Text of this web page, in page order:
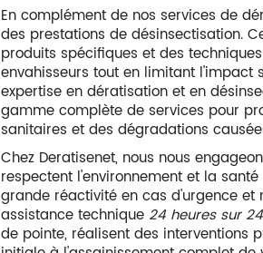
En complément de nos services de
des prestations de désinsectisation.
produits spécifiques et des
envahisseurs tout en limitant l'impact
expertise en dératisation et en
gamme complète de services pour
sanitaires et des dégradations
Chez Deratisenet, nous nous
respectent l'environnement et la
grande réactivité en cas d'urgence et
assistance technique 24 heures sur 24
de pointe, réalisent des interventions